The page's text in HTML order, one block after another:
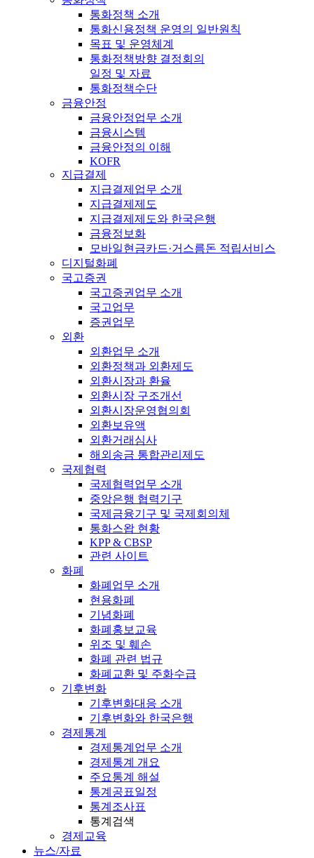
통화정책 소개
통화신용정책 운영의 일반원칙
목표 및 운영체계
통화정책방향 결정회의
일정 및 자료
통화정책수단
금융안정
금융안정업무 소개
금융시스템
금융안정의 이해
KOFR
지급결제
지급결제업무 소개
지급결제제도
지급결제제도와 한국은행
금융정보화
모바일현금카드·거스름돈 적립서비스
디지털화폐
국고증권
국고증권업무 소개
국고업무
증권업무
외환
외환업무 소개
외환정책과 외환제도
외환시장과 환율
외환시장 구조개선
외환시장운영협의회
외환보유액
외환거래심사
해외송금 통합관리제도
국제협력
국제협력업무 소개
중앙은행 협력기구
국제금융기구 및 국제회의체
통화스왑 현황
KPP & CBSP
관련 사이트
화폐
화폐업무 소개
현용화폐
기념화폐
화폐홍보교육
위조 및 훼손
화폐 관련 법규
화폐교환 및 주화수급
기후변화
기후변화대응 소개
기후변화와 한국은행
경제통계
경제통계업무 소개
경제통계 개요
주요통계 해설
통계공표일정
통계조사표
통계검색
경제교육
뉴스/자료